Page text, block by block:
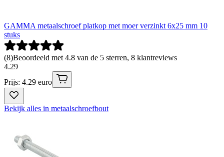
GAMMA metaalschroef platkop met moer verzinkt 6x25 mm 10
stuks
(8)Beoordeeld met 4.8 van de 5 sterren, 8 klantreviews
4.29
Prijs: 4.29 euro
Bekijk alles in metaalschroefbout